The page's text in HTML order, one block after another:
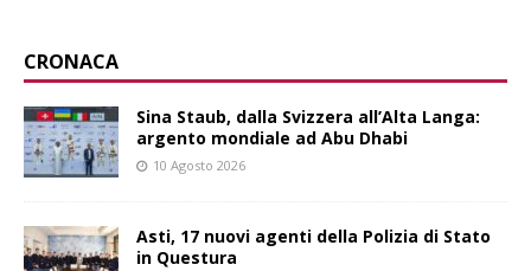
CRONACA
Sina Staub, dalla Svizzera all’Alta Langa:
argento mondiale ad Abu Dhabi
10 Agosto 2026
Asti, 17 nuovi agenti della Polizia di Stato
in Questura